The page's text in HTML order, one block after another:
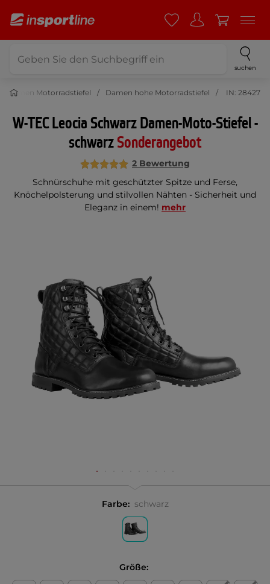
suchen
Damen Motorradstiefel Damen hohe Motorradstiefel IN: 28427
W-TEC Leocia Schwarz Damen-Moto-Stiefel -
schwarzSonderangebot
2 Bewertung
Schnürschuhe mit geschützter Spitze und Ferse,
Knöchelpolsterung und stilvollen Nähten - Sicherheit und
Eleganz in einem! mehr
Farbe: schwarz
Größe: